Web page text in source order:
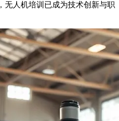
无人机培训已成为技术创新与职